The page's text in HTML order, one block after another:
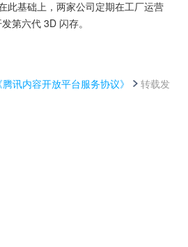
此基础上，两家公司定期在工厂运营
第六代 3D 闪存。
腾讯内容开放平台服务协议》
转载发